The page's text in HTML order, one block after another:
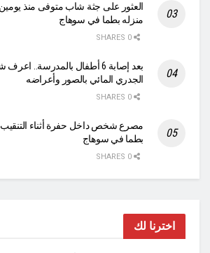
العثور على جثة شاب متوفى منذ
منزله بطما في سوهاج
بعد إصابة 6 أطفال بالمدرسة..
الجدري المائي بالصور وأعراضه
مصرع شخص داخل حفرة أثناء التنقيب
بطما في سوهاج
اخترنا لك